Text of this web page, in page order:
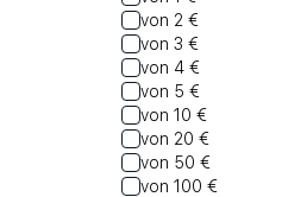
von 2 €
von 3 €
von 4 €
von 5 €
von 10 €
von 20 €
von 50 €
von 100 €